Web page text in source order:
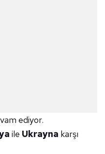
ediyor.
ile Ukrayna karşı